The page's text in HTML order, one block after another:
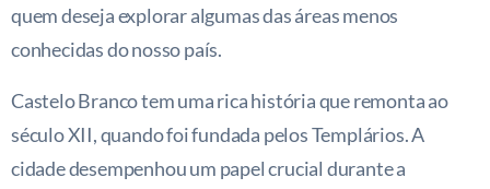
quem deseja explorar algumas das áreas menos
conhecidas do nosso país.
Castelo Branco tem uma rica história que remonta ao
século XII, quando foi fundada pelos Templários. A
cidade desempenhou um papel crucial durante a